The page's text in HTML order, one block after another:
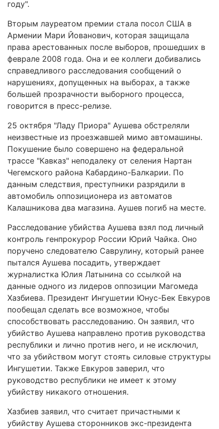
году".
Вторым лауреатом премии стала посол США в
Армении Мари Йованович, которая защищала
права арестованных после выборов, прошедших в
феврале 2008 года. Она и ее коллеги добивались
справедливого расследования сообщений о
нарушениях, допущенных на выборах, а также
большей прозрачности выборного процесса,
говорится в пресс-релизе.
25 октября "Ладу Приора" Аушева обстреляли
неизвестные из проезжавшей мимо автомашины.
Покушение было совершено на федеральной
трассе "Кавказ" неподалеку от селения Нартан
Чегемского района Кабардино-Балкарии. По
данным следствия, преступники разрядили в
автомобиль оппозиционера из автоматов
Калашникова два магазина. Аушев погиб на месте.
Расследование убийства Аушева взял под личный
контроль генпрокурор России Юрий Чайка. Оно
поручено следователю Саврулину, который ранее
пытался Аушева посадить, утверждает
журналистка Юлия Латынина со ссылкой на
данные одного из лидеров оппозиции Магомеда
Хазбиева. Президент Ингушетии Юнус-Бек Евкуров
пообещал сделать все возможное, чтобы
способствовать расследованию. Он заявил, что
убийство Аушева направлено против руководства
республики и лично против него, и не исключил,
что за убийством могут стоять силовые структуры
Ингушетии. Также Евкуров заверил, что
руководство республики не имеет к этому
убийству никакого отношения.
Хазбиев заявил, что считает причастными к
убийству Аушева сторонников экс-президента